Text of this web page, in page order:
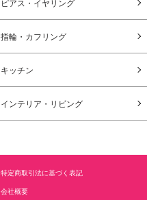
ピアス・イヤリング
指輪・カフリング
キッチン
インテリア・リビング
特定商取引法に基づく表記
会社概要